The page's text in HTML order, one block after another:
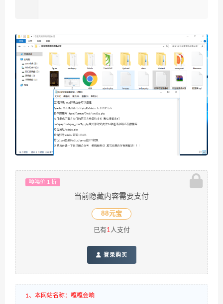
嘎嘎价 1 折
当前隐藏内容需要支付
88元宝
已有1人支付
登录购买
1、本网站名称：嘎嘎会响